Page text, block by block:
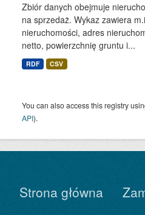
Zbiór danych obejmuje
na sprzedaż. Wykaz zawiera
nieruchomości, adres
netto, powierzchnię gruntu i...
RDF CSV
You can also access this registry
API).
Strona główna